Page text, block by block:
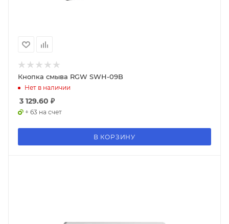
Кнопка смыва RGW SWH-09B
Нет в наличии
3 129.60 ₽
+ 63 на счет
В КОРЗИНУ